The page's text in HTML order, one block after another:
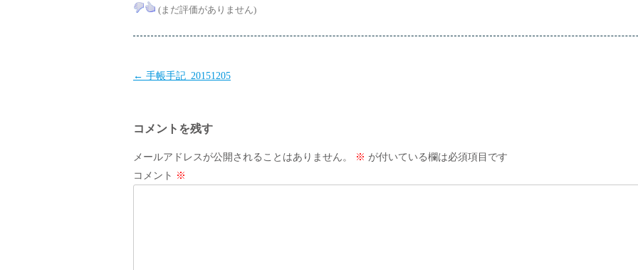
(まだ評価がありません)
投
ビ
ゲ
ー
← 手帳手記_20151205
コメントを残す
メールアドレスが公開されることはありません。 ※ が付いている欄は必須項目です
コメント ※